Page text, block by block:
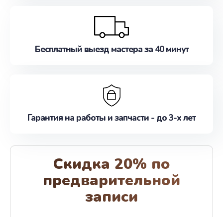
Бесплатный выезд мастера за 40 минут
Гарантия на работы и запчасти - до 3-х лет
Скидка 20% по
предварительной
записи